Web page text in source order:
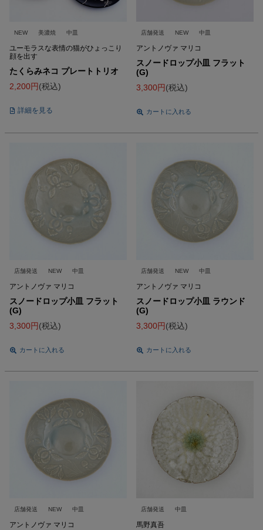
NEW 美濃焼 中皿
ユーモラスな表情の猫がひょっこり
顔を出す
たくらみネコ プレートトリオ
2,200
税込
詳細を見る
店舗発送 NEW 中皿
アントノヴァ マリコ
スノードロップ小皿 フラット
(G)
3,300
税込
カートに入れる
店舗発送 NEW 中皿
アントノヴァ マリコ
スノードロップ小皿 フラット
(G)
3,300
税込
カートに入れる
店舗発送 NEW 中皿
アントノヴァ マリコ
スノードロップ小皿 ラウンド
(G)
3,300
税込
カートに入れる
店舗発送 NEW 中皿
アントノヴァ マリコ
店舗発送 中皿
馬野真吾